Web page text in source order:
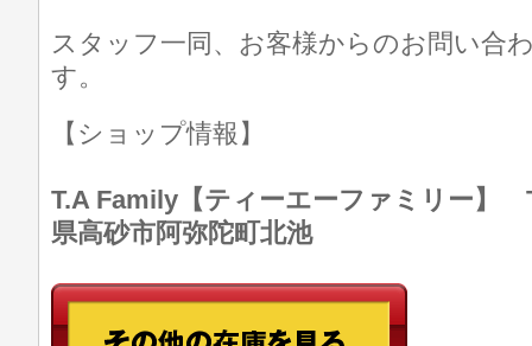
スタッフ一同、お客様からのお問い合
す。
【ショップ情報】
T.A Family【ティーエーファミリー】
県高砂市阿弥陀町北池